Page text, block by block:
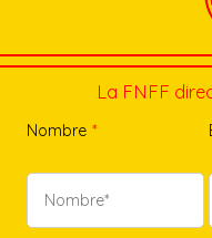
La FNFF
Nombre *